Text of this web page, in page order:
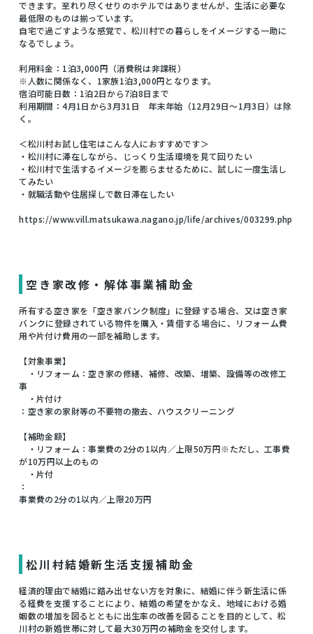
できます。至れり尽くせりのホテルではありませんが、生活に必要な
最低限のものは揃っています。
自宅で過ごすような感覚で、松川村での暮らしをイメージする一助に
なるでしょう。
利用料金：1泊3,000円（消費税は非課税）
※人数に関係なく、1家族1泊3,000円となります。
宿泊可能日数：1泊2日から7泊8日まで
利用期間：4月1日から3月31日 年末年始（12月29日〜1月3日）は除
く。
＜松川村お試し住宅はこんな人におすすめです＞
・松川村に滞在しながら、じっくり生活環境を見て回りたい
・松川村で生活するイメージを膨らませるために、試しに一度生活し
てみたい
・就職活動や住居探しで数日滞在したい
https://www.vill.matsukawa.nagano.jp/life/archives/003299.php
空き家改修・解体事業補助金
所有する空き家を「空き家バンク制度」に登録する場合、又は空き家
バンクに登録されている物件を購入・賃借する場合に、リフォーム費
用や片付け費用の一部を補助します。
【対象事業】
・リフォーム：空き家の修繕、補修、改築、増築、設備等の改修工
事
・片付け
：空き家の家財等の不要物の撤去、ハウスクリーニング
【補助金額】
・リフォーム：事業費の2分の1以内／上限50万円※ただし、工事費
が10万円以上のもの
・片付
：
事業費の2分の1以内／上限20万円
松川村結婚新生活支援補助金
経済的理由で結婚に踏み出せない方を対象に、結婚に伴う新生活に係
る経費を支援することにより、結婚の希望をかなえ、地域における婚
姻数の増加を図るとともに出生率の改善を図ることを目的として、松
川村の新婚世帯に対して最大30万円の補助金を交付します。